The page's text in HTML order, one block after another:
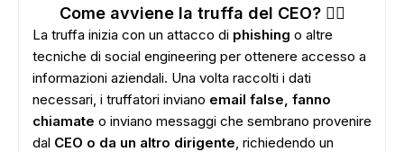
Come avviene la truffa del CEO? 🕵️‍♂️
La truffa inizia con un attacco di phishing o altre
tecniche di social engineering per ottenere accesso a
informazioni aziendali. Una volta raccolti i dati
necessari, i truffatori inviano email false, fanno
chiamate o inviano messaggi che sembrano provenire
dal CEO o da un altro dirigente, richiedendo un